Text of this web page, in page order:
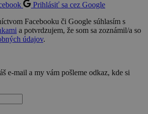
Prihlásiť sa cez Google
Facebooku či Google súhlasím s
a potvrdzujem, že som sa zoznámil/a so
údajov.
e-mail a my vám pošleme odkaz, kde si